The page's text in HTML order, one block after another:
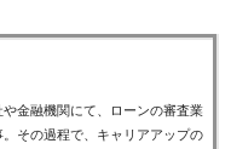
や金融機関にて、ローンの審査業
その過程で、キャリアアップの